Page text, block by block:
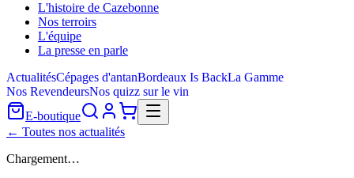
L'histoire de Cazebonne
Nos terroirs
L'équipe
La presse en parle
ActualitésCépages d'antanBordeaux Is BackLa Gamme
Nos RevendeursNos quizz sur le vin
E-boutique
← Toutes nos actualités
Chargement…